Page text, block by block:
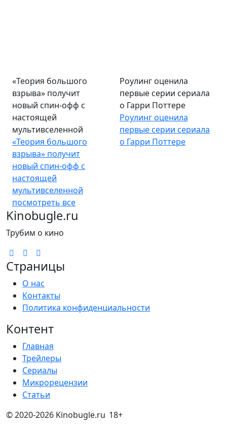
«Теория большого
взрыва» получит
новый спин-офф с
настоящей
мультивселенной
«Теория большого
взрыва» получит
новый спин-офф с
настоящей
мультивселенной
Роулинг оценила
первые серии сериала
о Гарри Поттере
Роулинг оценила
первые серии сериала
о Гарри Поттере
посмотреть все
Kinobugle.ru
Трубим о кино
Страницы
О нас
Контакты
Политика конфиденциальности
Контент
Главная
Трейлеры
Сериалы
Микрорецензии
Статьи
© 2020-2026 Kinobugle.ru 18+